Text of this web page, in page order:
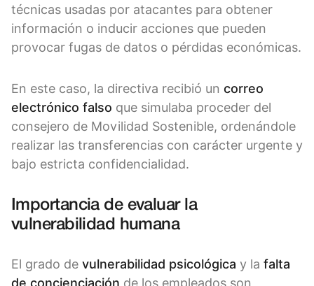
técnicas usadas por atacantes para obtener
información o inducir acciones que pueden
provocar fugas de datos o pérdidas económicas.
En este caso, la directiva recibió un correo
electrónico falso que simulaba proceder del
consejero de Movilidad Sostenible, ordenándole
realizar las transferencias con carácter urgente y
bajo estricta confidencialidad.
Importancia de evaluar la
vulnerabilidad humana
El grado de vulnerabilidad psicológica y la falta
de concienciación de los empleados son